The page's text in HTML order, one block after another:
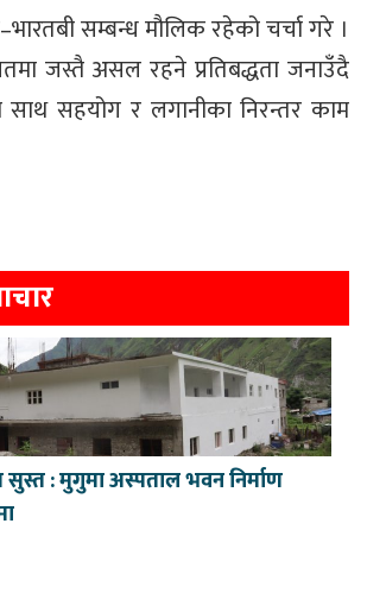
सम्बन्ध मौलिक रहेको चर्चा गरे ।
जस्तै असल रहने प्रतिबद्धता जनाउँदै
साथ सहयोग र लगानीका निरन्तर काम
सुस्त : मुगुमा अस्पताल भवन निर्माण